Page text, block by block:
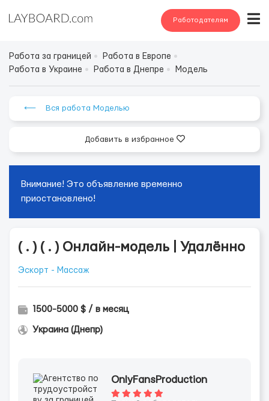
Работодателям
Работа за границей
Работа в Европе
Работа в Украине
Работа в Днепре Модель
⟵ Вся работа Моделью
Добавить в избранное
Внимание! Это объявление временно
приостановлено!
( . ) ( . ) Онлайн-модель | Удалённо
Эскорт - Массаж
1500-5000 $ / в месяц
Украина (Днепр)
OnlyFansProduction